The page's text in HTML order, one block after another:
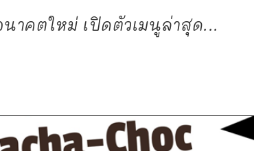
าคตใหม่ เปิดตัวเมนูล่าสุด...